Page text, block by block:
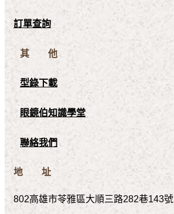
訂單查詢
其 他
型錄下載
眼鏡伯知識學堂
聯絡我們
地 址
802高雄市苓雅區大順三路282巷143號